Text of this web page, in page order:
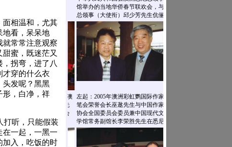
面相温和，尤其
地看，呆呆地
常常注意观察
蜜，既迷茫又
拐弯，进了八
才穿的什么衣
头发呢？黑黑
形，白净，祥
打听，只能假装
在一起，一黑一
加入，吃饭的时